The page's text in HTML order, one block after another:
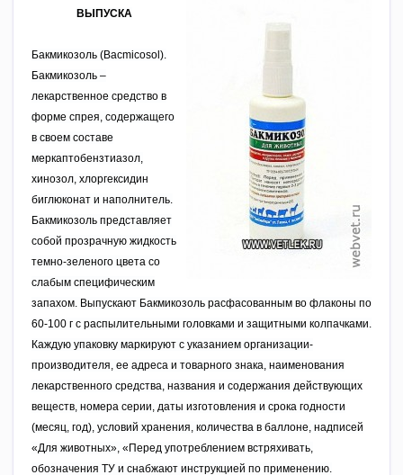
ВЫПУСКА
Бакмикозоль (Bacmicosol).
Бакмикозоль –
лекарственное средство в
форме спрея, содержащего
в своем составе
меркаптобензтиазол,
хинозол, хлоргексидин
биглюконат и наполнитель.
Бакмикозоль представляет
собой прозрачную жидкость
темно-зеленого цвета со
слабым специфическим
запахом. Выпускают Бакмикозоль расфасованным во флаконы по
60-100 г с распылительными головками и защитными колпачками.
Каждую упаковку маркируют с указанием организации-
производителя, ее адреса и товарного знака, наименования
лекарственного средства, названия и содержания действующих
веществ, номера серии, даты изготовления и срока годности
(месяц, год), условий хранения, количества в баллоне, надписей
«Для животных», «Перед употреблением встряхивать,
обозначения ТУ и снабжают инструкцией по применению.